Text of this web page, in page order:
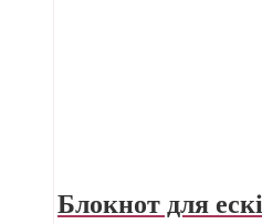
Блокнот для